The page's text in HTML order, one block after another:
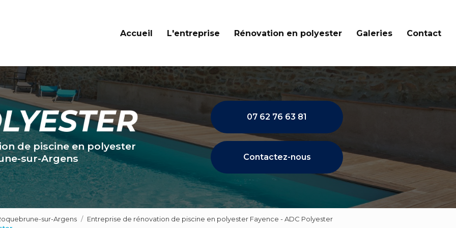
Accueil L'entreprise Rénovation en polyester Galeries Contact
de piscine en polyester
sur-Argens
07 62 76 63 81
Contactez-nous
sur-Argens
Entreprise de rénovation de piscine en polyester Fayence - ADC Polyester